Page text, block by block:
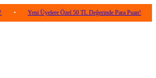
Yeni Üyelere Özel 50 TL Değerinde Para Puan! • 5.000